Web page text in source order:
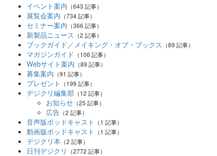
イベント案内 （643 記事）
展覧会案内 （734 記事）
セミナー案内 （366 記事）
新製品ニュース （2 記事）
ブックガイド／メイキング・オブ・ブックス （89 記事）
マガジンガイド （106 記事）
Webサイト案内 （89 記事）
募集案内 （91 記事）
プレゼント （199 記事）
デジクリ編集部 （12 記事）
お知らせ （25 記事）
広告 （2 記事）
音声版ポッドキャスト （1 記事）
動画版ポッドキャスト （1 記事）
デジクリ本 （2 記事）
日刊デジクリ （2772 記事）